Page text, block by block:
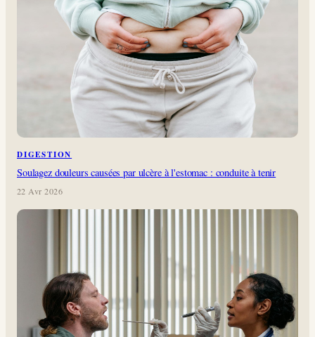
DIGESTION
Soulagez douleurs causées par ulcère à l'estomac : conduite à tenir
22 Avr 2026